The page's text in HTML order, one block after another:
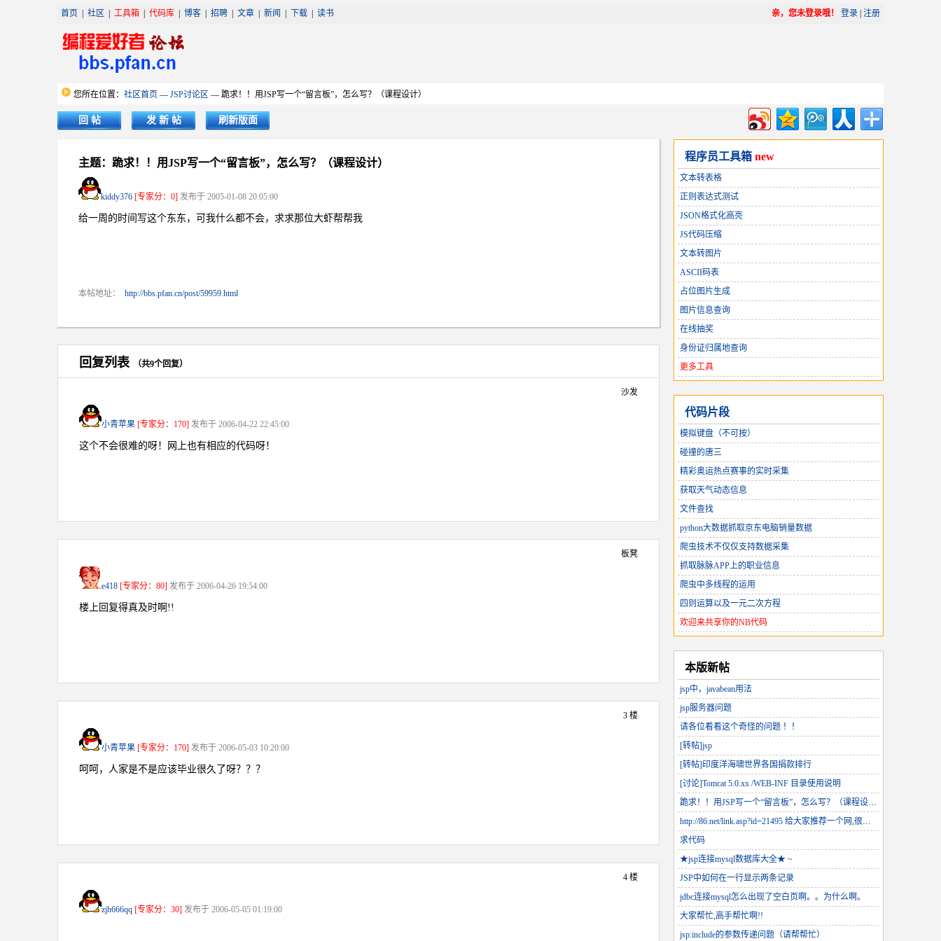
亲，您未登录哦！ 登录 注册
首页 社区 工具箱 代码库 博客 招聘 文章 新闻 下载 读书
您所在位置： 社区首页 — JSP讨论区 — 跪求！！用JSP写一个“留言板”，怎么写？（课程设计）
回 帖 发 新 帖 刷新版面
主题：跪求！！用JSP写一个“留言板”，怎么写？（课程设计）
kiddy376 [专家分：0] 发布于 2005-01-08 20:05:00
给一周的时间写这个东东，可我什么都不会，求求那位大虾帮帮我
本帖地址： http://bbs.pfan.cn/post/59959.html
回复列表 （共9个回复）
沙发
小青苹果 [专家分：170] 发布于 2006-04-22 22:45:00
这个不会很难的呀！网上也有相应的代码呀！
板凳
e418 [专家分：80] 发布于 2006-04-26 19:54:00
楼上回复得真及时啊!!
3 楼
小青苹果 [专家分：170] 发布于 2006-05-03 10:20:00
呵呵，人家是不是应该毕业很久了呀？？？
4 楼
zjh666qq [专家分：30] 发布于 2006-05-05 01:19:00
程序员工具箱 new
文本转表格
正则表达式测试
JSON格式化高亮
JS代码压缩
文本转图片
ASCII码表
占位图片生成
图片信息查询
在线抽奖
身份证归属地查询
更多工具
代码片段
模拟键盘（不可按）
碰撞的唐三
精彩奥运热点赛事的实时采集
获取天气动态信息
文件查找
python大数据抓取京东电脑销量数据
爬虫技术不仅仅支持数据采集
抓取脉脉APP上的职业信息
爬虫中多线程的运用
四则运算以及一元二次方程
欢迎来共享你的NB代码
本版新帖
jsp中，javabean用法
jsp服务器问题
请各位看看这个奇怪的问题 ！！
[转帖]jsp
[转帖]印度洋海啸世界各国捐款排行
[讨论]Tomcat 5.0.xx /WEB-INF 目录使用说明
跪求！！用JSP写一个“留言板”，怎么写？（课程设计）
http://86.net/link.asp?id=21495 给大家推荐一个网,很好的
求代码
★jsp连接mysql数据库大全★ ~
JSP中如何在一行显示两条记录
jdbc连接mysql怎么出现了空白页啊。。为什么啊。
大家帮忙,高手帮忙啊!!
jsp:include的参数传递问题（请帮帮忙）